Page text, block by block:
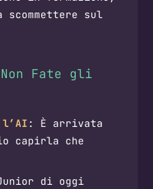
sul
Fate gli
l’AI : È arrivata
capirla che
di oggi